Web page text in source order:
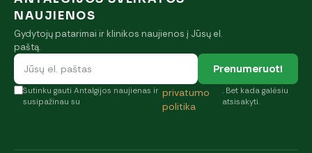
NAUJIENOS
Gydytojų patarimai ir klinikos naujienos į Jūsų el.
paštą.
Prenumeruoti
Sutinku gauti Antalgijos naujienas ir
susipažinau su
privatumo
politika
. Bet kada galėsiu
atsisakyti.